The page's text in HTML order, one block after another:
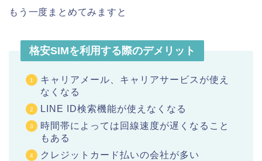
もう一度まとめてみますと
格安SIMを利用する際のデメリット
キャリアメール、キャリアサービスが使え
なくなる
LINE ID検索機能が使えなくなる
時間帯によっては回線速度が遅くなること
もある
クレジットカード払いの会社が多い